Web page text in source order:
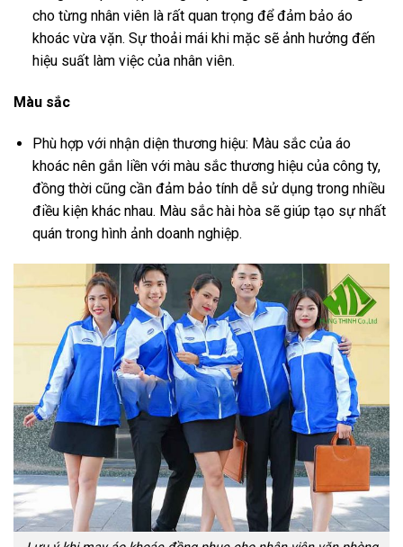
cho từng nhân viên là rất quan trọng để đảm bảo áo
khoác vừa vặn. Sự thoải mái khi mặc sẽ ảnh hưởng đến
hiệu suất làm việc của nhân viên.
Màu sắc
Phù hợp với nhận diện thương hiệu: Màu sắc của áo
khoác nên gắn liền với màu sắc thương hiệu của công ty,
đồng thời cũng cần đảm bảo tính dễ sử dụng trong nhiều
điều kiện khác nhau. Màu sắc hài hòa sẽ giúp tạo sự nhất
quán trong hình ảnh doanh nghiệp.